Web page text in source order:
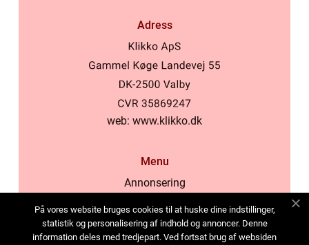
Adress
web: www.klikko.dk
Menu
Annonsering
Cookies
Kontakta oss
På vores website bruges cookies til at huske dine indstillinger,
statistik og personalisering af indhold og annoncer. Denne
information deles med tredjepart. Ved fortsat brug af websiden